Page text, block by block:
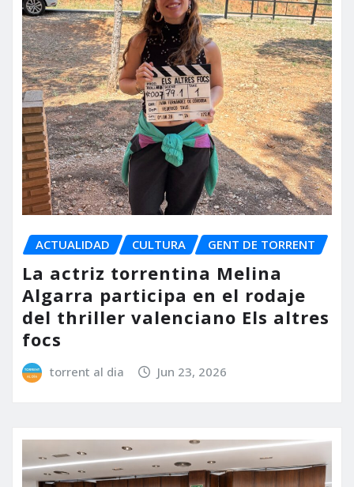
ACTUALIDAD CULTURA GENT DE TORRENT
La actriz torrentina Melina
Algarra participa en el rodaje
del thriller valenciano Els altres
focs
torrent al dia Jun 23, 2026